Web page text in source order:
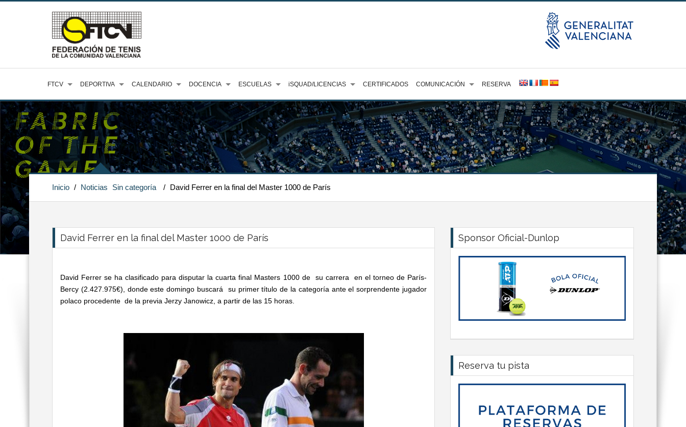
FTCV DEPORTIVA CALENDARIO DOCENCIA ESCUELAS iSQUAD/LICENCIAS CERTIFICADOS COMUNICACIÓN RESERVA
Inicio / Noticias Sin categoría / David Ferrer en la final del Master 1000 de París
David Ferrer en la final del Master 1000 de París
David Ferrer se ha clasificado para disputar la cuarta final Masters 1000 de su carrera en el torneo de París-
Bercy (2.427.975€), donde este domingo buscará su primer título de la categoría ante el sorprendente jugador
polaco procedente de la previa Jerzy Janowicz, a partir de las 15 horas.
Sponsor Oficial-Dunlop
Reserva tu pista